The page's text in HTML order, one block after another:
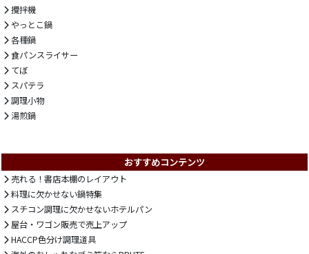
攪拌機
やっとこ鍋
各種鍋
食パンスライサー
てぼ
スパテラ
調理小物
湯煎鍋
おすすめコンテンツ
売れる！書店本棚のレイアウト
料理に欠かせない鍋特集
スチコン調理に欠かせないホテルパン
屋台・ワゴン販売で売上アップ
HACCP色分け調理道具